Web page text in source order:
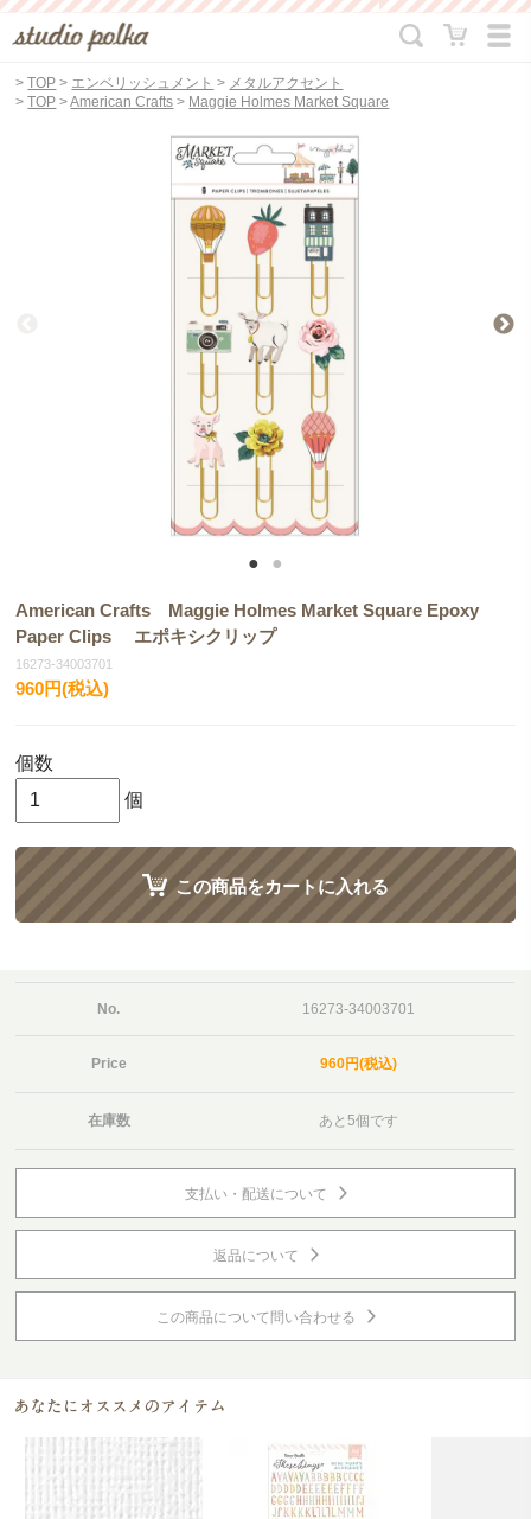
>TOP > エンベリッシュメント > メタルアクセント
>TOP >American Crafts > Maggie Holmes Market Square
American Crafts Maggie Holmes Market Square Epoxy
Paper Clips エポキシクリップ
16273-34003701
960円(税込)
個数
個
この商品をカートに入れる
No. 16273-34003701
Price 960円(税込)
在庫数 あと5個です
支払い・配送について
返品について
この商品について問い合わせる